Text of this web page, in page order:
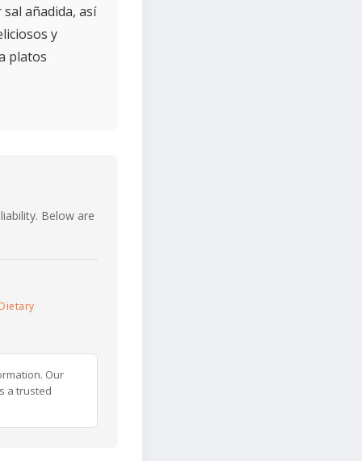
añadida, así
y
platos
Below are
Our
a trusted